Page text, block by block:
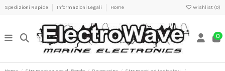
Spedizioni Rapide Informazioni Legali Home Wishlist (0)
0